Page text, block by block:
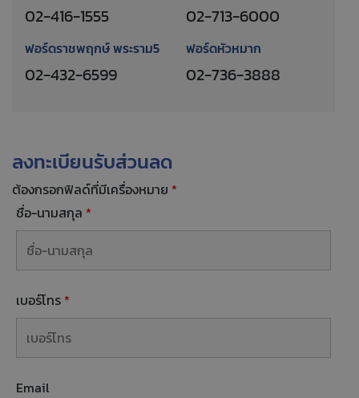
02-416-1555 02-713-6000
ฟอร์ดราชพฤกษ์ พระราม5
02-432-6599
ฟอร์ดหัวหมาก
02-736-3888
ลงทะเบียนรับส่วนลด
ต้องกรอกฟิลด์ที่มีเครื่องหมาย *
ชื่อ-นามสกุล *
เบอร์โทร *
Email